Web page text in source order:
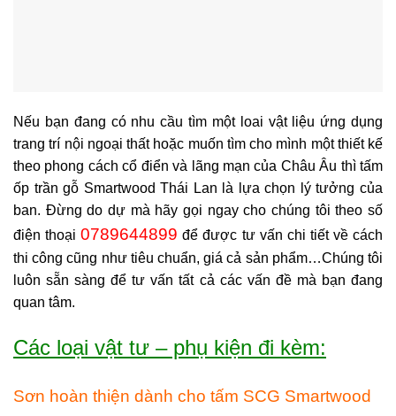
Nếu bạn đang có nhu cầu tìm một loai vật liệu ứng dụng
trang trí nội ngoại thất hoặc muốn tìm cho mình một thiết kế
theo phong cách cổ điển và lãng mạn của Châu Âu thì tấm
ốp trần gỗ Smartwood Thái Lan là lựa chọn lý tưởng của
ban. Đừng do dự mà hãy gọi ngay cho chúng tôi theo số
điện thoại0789644899 để được tư vấn chi tiết về cách
thi công cũng như tiêu chuẩn, giá cả sản phẩm…Chúng tôi
luôn sẵn sàng để tư vấn tất cả các vấn đề mà bạn đang
quan tâm.
Các loại vật tư – phụ kiện đi kèm:
Sơn hoàn thiện dành cho tấm SCG Smartwood